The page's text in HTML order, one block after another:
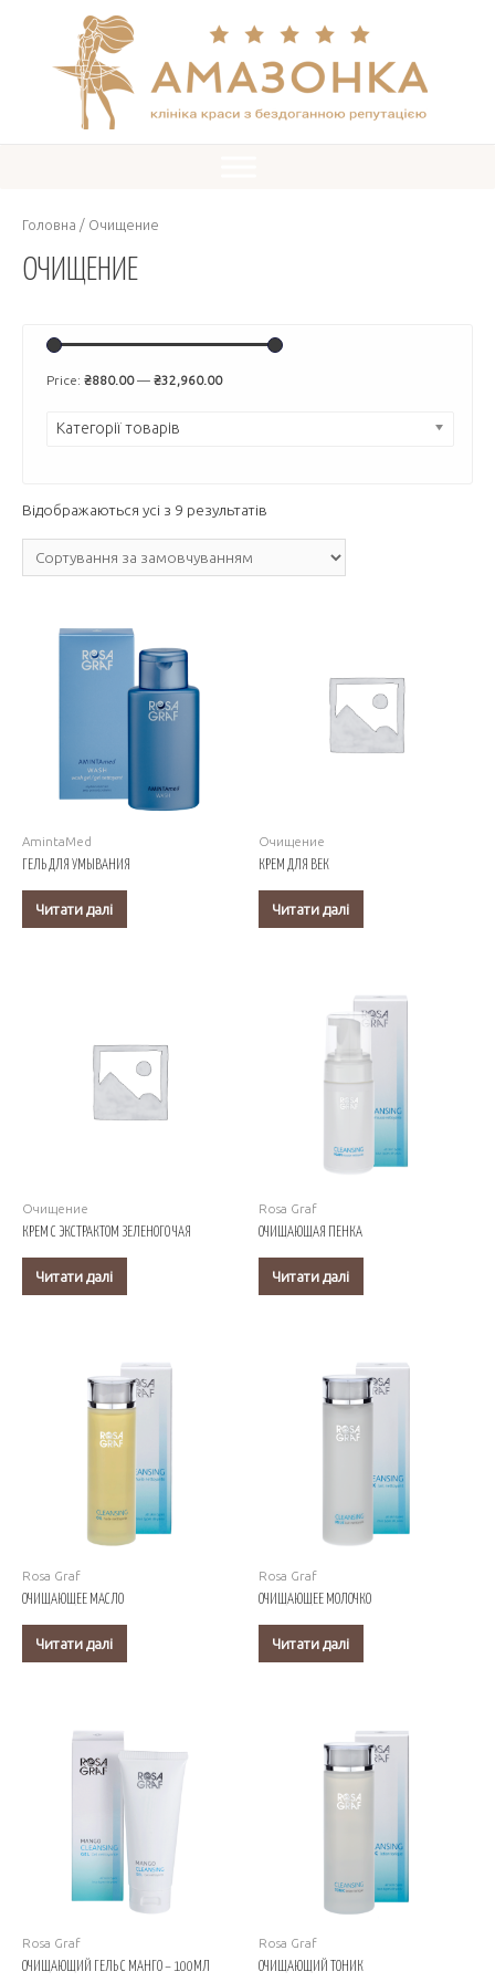
Головна / Очищение
ОЧИЩЕНИЕ
Price: ₴880.00— ₴32,960.00
Категорії товарів
Відображаються усі з 9 результатів
AmintaMed
ГЕЛЬ ДЛЯ УМЫВАНИЯ
Читати далі
Очищение
КРЕМ ДЛЯ ВЕК
Читати далі
Очищение
КРЕМ С ЭКСТРАКТОМ ЗЕЛЕНОГО ЧАЯ
Читати далі
Rosa Graf
ОЧИЩАЮЩАЯ ПЕНКА
Читати далі
Rosa Graf
ОЧИЩАЮЩЕЕ МАСЛО
Читати далі
Rosa Graf
ОЧИЩАЮЩЕЕ МОЛОЧКО
Читати далі
Rosa Graf
ОЧИЩАЮЩИЙ ГЕЛЬ С МАНГО – 100МЛ
Rosa Graf
ОЧИЩАЮЩИЙ ТОНИК